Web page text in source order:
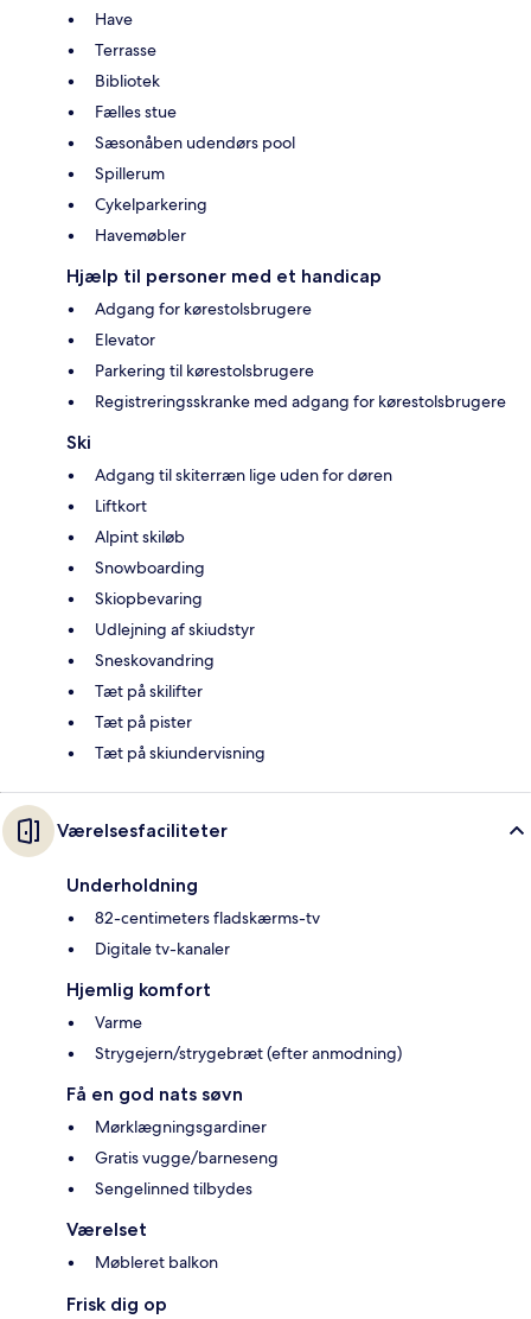
Have
Terrasse
Bibliotek
Fælles stue
Sæsonåben udendørs pool
Spillerum
Cykelparkering
Havemøbler
Hjælp til personer med et handicap
Adgang for kørestolsbrugere
Elevator
Parkering til kørestolsbrugere
Registreringsskranke med adgang for kørestolsbrugere
Ski
Adgang til skiterræn lige uden for døren
Liftkort
Alpint skiløb
Snowboarding
Skiopbevaring
Udlejning af skiudstyr
Sneskovandring
Tæt på skilifter
Tæt på pister
Tæt på skiundervisning
Værelsesfaciliteter
Underholdning
82-centimeters fladskærms-tv
Digitale tv-kanaler
Hjemlig komfort
Varme
Strygejern/strygebræt (efter anmodning)
Få en god nats søvn
Mørklægningsgardiner
Gratis vugge/barneseng
Sengelinned tilbydes
Værelset
Møbleret balkon
Frisk dig op